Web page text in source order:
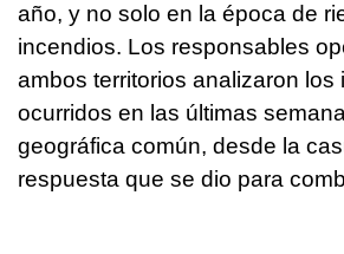
año, y no solo en la época de
incendios. Los responsables
ambos territorios analizaron los
ocurridos en las últimas
geográfica común, desde la
respuesta que se dio para